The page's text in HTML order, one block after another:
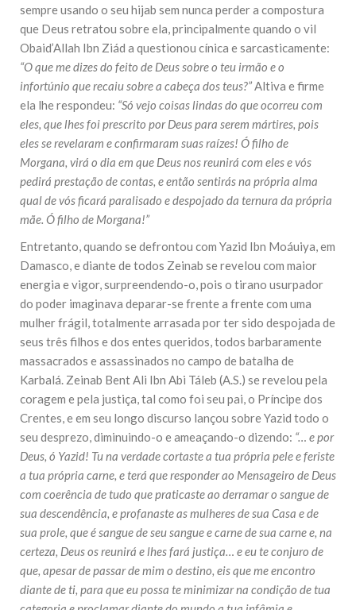
sempre usando o seu hijab sem nunca perder a compostura
que Deus retratou sobre ela, principalmente quando o vil
Obaid’Allah Ibn Ziád a questionou cínica e sarcasticamente:
“O que me dizes do feito de Deus sobre o teu irmão e o
infortúnio que recaiu sobre a cabeça dos teus?”Altiva e firme
ela lhe respondeu: “Só vejo coisas lindas do que ocorreu com
eles, que lhes foi prescrito por Deus para serem mártires, pois
eles se revelaram e confirmaram suas raízes! Ó filho de
Morgana, virá o dia em que Deus nos reunirá com eles e vós
pedirá prestação de contas, e então sentirás na própria alma
qual de vós ficará paralisado e despojado da ternura da própria
mãe. Ó filho de Morgana!”
Entretanto, quando se defrontou com Yazid Ibn Moáuiya, em
Damasco, e diante de todos Zeinab se revelou com maior
energia e vigor, surpreendendo-o, pois o tirano usurpador
do poder imaginava deparar-se frente a frente com uma
mulher frágil, totalmente arrasada por ter sido despojada de
seus três filhos e dos entes queridos, todos barbaramente
massacrados e assassinados no campo de batalha de
Karbalá. Zeinab Bent Ali Ibn Abi Táleb (A.S.) se revelou pela
coragem e pela justiça, tal como foi seu pai, o Príncipe dos
Crentes, e em seu longo discurso lançou sobre Yazid todo o
seu desprezo, diminuindo-o e ameaçando-o dizendo: “… e por
Deus, ó Yazid! Tu na verdade cortaste a tua própria pele e feriste
a tua própria carne, e terá que responder ao Mensageiro de Deus
com coerência de tudo que praticaste ao derramar o sangue de
sua descendência, e profanaste as mulheres de sua Casa e de
sua prole, que é sangue de seu sangue e carne de sua carne e, na
certeza, Deus os reunirá e lhes fará justiça… e eu te conjuro de
que, apesar de passar de mim o destino, eis que me encontro
diante de ti, para que eu possa te minimizar na condição de tua